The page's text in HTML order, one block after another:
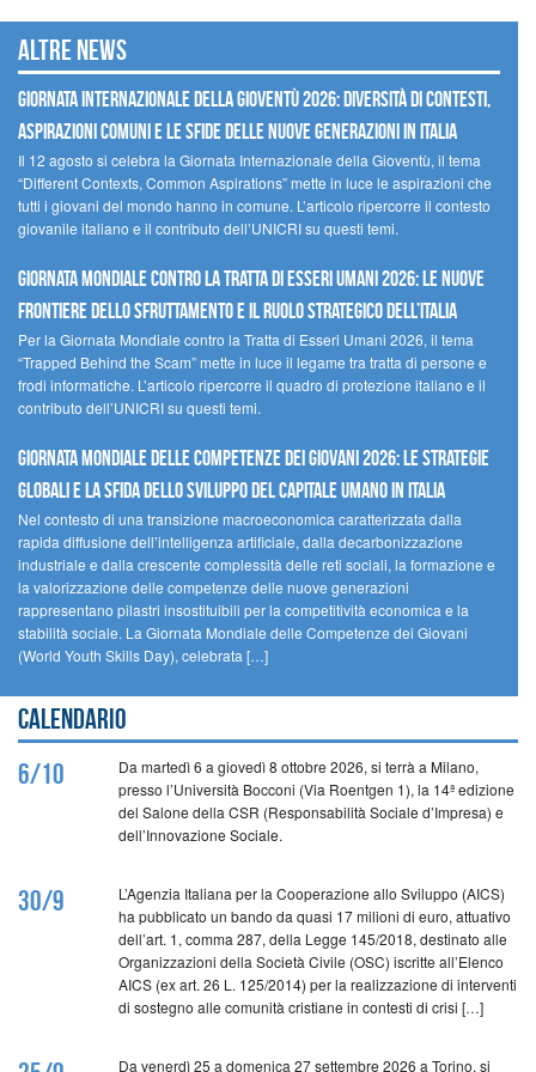
Altre news
GIORNATA INTERNAZIONALE DELLA GIOVENTÙ 2026: DIVERSITÀ DI CONTESTI,
ASPIRAZIONI COMUNI E LE SFIDE DELLE NUOVE GENERAZIONI IN ITALIA
Il 12 agosto si celebra la Giornata Internazionale della Gioventù, il tema
“Different Contexts, Common Aspirations” mette in luce le aspirazioni che
tutti i giovani del mondo hanno in comune. L’articolo ripercorre il contesto
giovanile italiano e il contributo dell’UNICRI su questi temi.
GIORNATA MONDIALE CONTRO LA TRATTA DI ESSERI UMANI 2026: LE NUOVE
FRONTIERE DELLO SFRUTTAMENTO E IL RUOLO STRATEGICO DELL’ITALIA
Per la Giornata Mondiale contro la Tratta di Esseri Umani 2026, il tema
“Trapped Behind the Scam” mette in luce il legame tra tratta di persone e
frodi informatiche. L’articolo ripercorre il quadro di protezione italiano e il
contributo dell’UNICRI su questi temi.
GIORNATA MONDIALE DELLE COMPETENZE DEI GIOVANI 2026: LE STRATEGIE
GLOBALI E LA SFIDA DELLO SVILUPPO DEL CAPITALE UMANO IN ITALIA
Nel contesto di una transizione macroeconomica caratterizzata dalla
rapida diffusione dell’intelligenza artificiale, dalla decarbonizzazione
industriale e dalla crescente complessità delle reti sociali, la formazione e
la valorizzazione delle competenze delle nuove generazioni
rappresentano pilastri insostituibili per la competitività economica e la
stabilità sociale. La Giornata Mondiale delle Competenze dei Giovani
(World Youth Skills Day), celebrata […]
Calendario
6/10
Da martedì 6 a giovedì 8 ottobre 2026, si terrà a Milano,
presso l’Università Bocconi (Via Roentgen 1), la 14ª edizione
del Salone della CSR (Responsabilità Sociale d’Impresa) e
dell’Innovazione Sociale.
30/9
L’Agenzia Italiana per la Cooperazione allo Sviluppo (AICS)
ha pubblicato un bando da quasi 17 milioni di euro, attuativo
dell’art. 1, comma 287, della Legge 145/2018, destinato alle
Organizzazioni della Società Civile (OSC) iscritte all’Elenco
AICS (ex art. 26 L. 125/2014) per la realizzazione di interventi
di sostegno alle comunità cristiane in contesti di crisi […]
Da venerdì 25 a domenica 27 settembre 2026 a Torino, si